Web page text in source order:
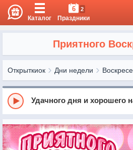
Каталог
6 2
Праздники
Приятного
Открыткиок Дни недели
Удачного дня и хорошего